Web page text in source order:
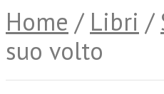
Home / Libri /
suo volto